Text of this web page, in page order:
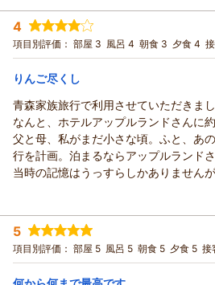
り御礼申し上げます。
お子さまたちとのじゃんけんのひとと
ても楽しい思い出となっており、今
す。
次回はぜひ夕食付きプランにて、さら
在をご提供できましたら幸いです。
またご家族皆さまにお会いできます
げております。
アップルおもてなし向上委員会
ラウンジ「ぶなの森」でのウェルカ
様にご好評をいただいておりますが
め、さらに改善に努めてまいります。
一方、食事会場での刺身につきまし
できず、誠に申し訳ございません。
実施しております。
それ以降のバイキングコーナーにつ
ご意見を参考にさせていただきなが
してまいります。
貴重なご意見を賜り、心より感謝申し
この度は、青森のお宿 ホテルアップ
まいまい様のまたのご利用を、心よ
す。
アップルおもてなし向上委員会
宿泊時期： 2026年03月宿泊 (友達旅行)
投稿者： しじみママさん
宿泊プラン： 【冬の超得キャンペーン】期間
付」～バイキング＜ダイニング星の金貨＞
和
宿泊価格帯： 17,001～18,000円(大人一人あた
青森のお宿 ホテルアップルランドからの返
しじみママ様
ご投稿いただいてからお時間を頂戴
ざいません。
この度も当館をご利用いただき、誠
再びお越しいただけましたこと、ス
見いたしました。
当館自慢のアルカリ性単純温泉の泉質
りを今回もご堪能いただき、変わらず
何よりでございます。
さらに、お料理につきましても、カニ
4
項目別評価： 部屋 3 風呂 4 朝食 3 夕食 4
りんご尽くし
青森家族旅行で利用させていただきまし
なんと、ホテルアップルランドさんに
父と母、私がまだ小さな頃。ふと、あ
行を計画。泊まるならアップルランド
当時の記憶はうっすらしかありません
館内はリニューアル？されてるようで
お食事も、まさかのカニ食べ放題で嬉
い！
連休を避けての泊まりにしましたが、
宿泊時期： 2026年03月宿泊 (家族旅行)
投稿者： おさばさん
宿泊プラン： 【早期割60】青森県産品をおり
星の金貨＞【2食付】★90分間セルフ飲み放
宿泊価格帯： 17,001～18,000円(大人一人あた
5
項目別評価： 部屋 5 風呂 5 朝食 5 夕食 5 接